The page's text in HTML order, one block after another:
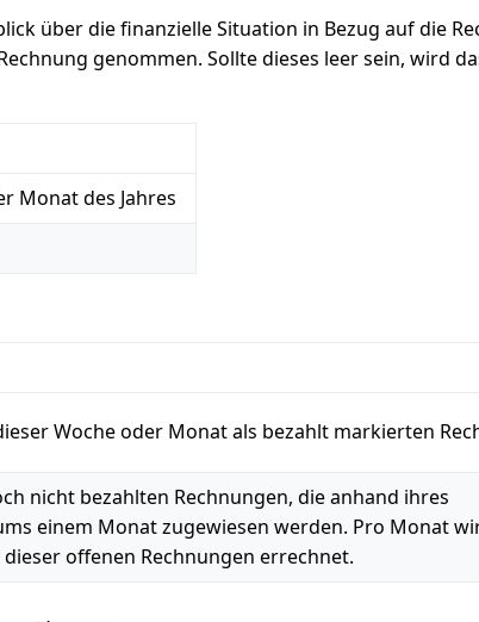
über die finanzielle Situation in Bezug auf die
genommen. Sollte dieses leer sein, wird
Monat des Jahres
Woche oder Monat als bezahlt markierten
nicht bezahlten Rechnungen, die anhand ihres
einem Monat zugewiesen werden. Pro Monat
offenen Rechnungen errechnet.